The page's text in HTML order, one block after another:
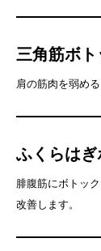
三角筋ボト
肩の筋肉を弱め
ふくらは
腓腹筋にボトッ
改善します。